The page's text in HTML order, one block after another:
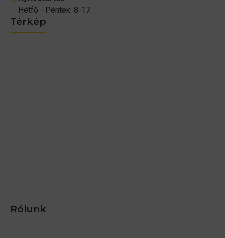
Térkép
Rólunk
Hétfő - Péntek: 8-17